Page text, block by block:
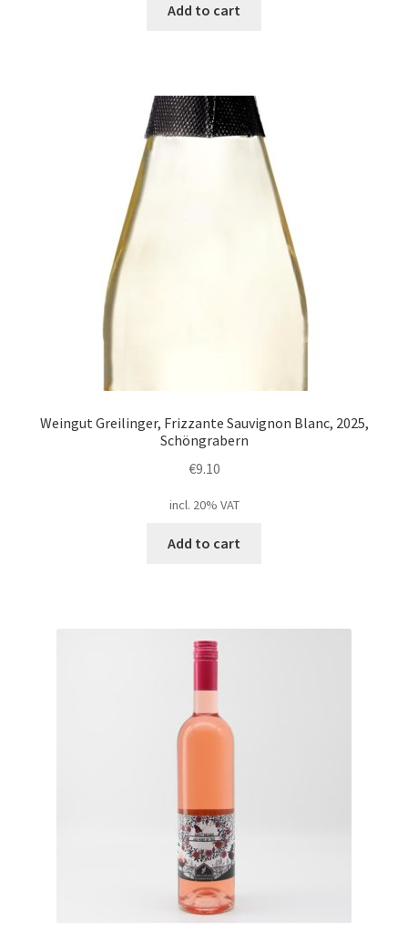
Add to cart
Weingut Greilinger, Frizzante Sauvignon Blanc, 2025,
Schöngrabern
€9.10
incl. 20% VAT
Add to cart